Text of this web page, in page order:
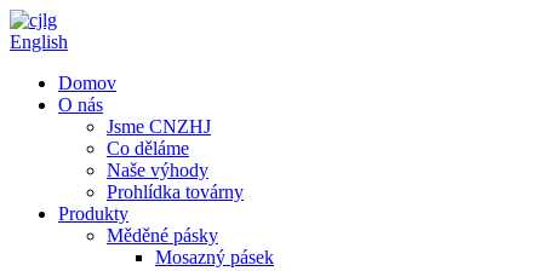
English
Domov
O nás
Jsme CNZHJ
Co děláme
Naše výhody
Prohlídka továrny
Produkty
Měděné pásky
Mosazný pásek